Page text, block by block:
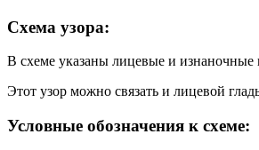
Схема узора:
В схеме указаны лицевые и изнаночные
Этот узор можно связать и лицевой
Условные обозначения к схеме: